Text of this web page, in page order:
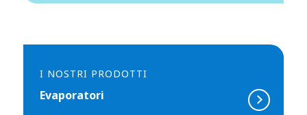
I NOSTRI PRODOTTI
Evaporatori